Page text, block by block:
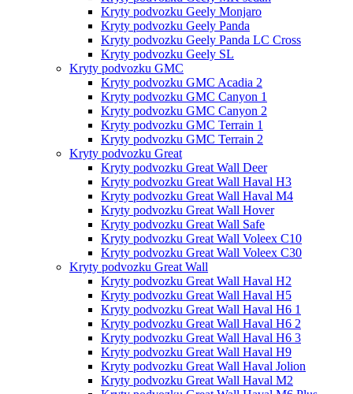
Kryty podvozku Geely Monjaro
Kryty podvozku Geely Panda
Kryty podvozku Geely Panda LC Cross
Kryty podvozku Geely SL
Kryty podvozku GMC
Kryty podvozku GMC Acadia 2
Kryty podvozku GMC Canyon 1
Kryty podvozku GMC Canyon 2
Kryty podvozku GMC Terrain 1
Kryty podvozku GMC Terrain 2
Kryty podvozku Great
Kryty podvozku Great Wall Deer
Kryty podvozku Great Wall Haval H3
Kryty podvozku Great Wall Haval M4
Kryty podvozku Great Wall Hover
Kryty podvozku Great Wall Safe
Kryty podvozku Great Wall Voleex C10
Kryty podvozku Great Wall Voleex C30
Kryty podvozku Great Wall
Kryty podvozku Great Wall Haval H2
Kryty podvozku Great Wall Haval H5
Kryty podvozku Great Wall Haval H6 1
Kryty podvozku Great Wall Haval H6 2
Kryty podvozku Great Wall Haval H6 3
Kryty podvozku Great Wall Haval H9
Kryty podvozku Great Wall Haval Jolion
Kryty podvozku Great Wall Haval M2